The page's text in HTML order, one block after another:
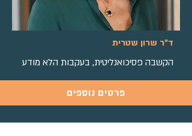
ד"ר שרון שטרית
הקשבה פסיכואנליטית, בעקבות הלא מודע
פרטים נוספים